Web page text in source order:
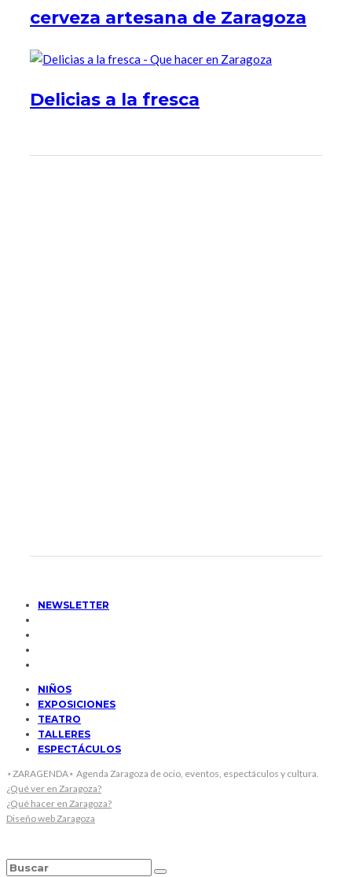
cerveza artesana de Zaragoza
Delicias a la fresca
NEWSLETTER
NIÑOS
EXPOSICIONES
TEATRO
TALLERES
ESPECTÁCULOS
⋆ZARAGENDA⋆ Agenda Zaragoza de ocio, eventos, espectáculos y cultura.
¿Qué ver en Zaragoza?
¿Qué hacer en Zaragoza?
Diseño web Zaragoza